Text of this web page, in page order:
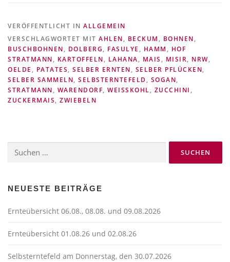
VERÖFFENTLICHT IN ALLGEMEIN
VERSCHLAGWORTET MIT AHLEN, BECKUM , BOHNEN,
BUSCHBOHNEN, DOLBERG, FASULYE , HAMM , HOF
STRATMANN, KARTOFFELN, LAHANA, MAIS , MISIR, NRW,
OELDE , PATATES, SELBER ERNTEN, SELBER PFLÜCKEN,
SELBER SAMMELN, SELBSTERNTEFELD , SOGAN,
STRATMANN, WARENDORF, WEISSKOHL , ZUCCHINI ,
ZUCKERMAIS, ZWIEBELN
nach:
NEUESTE BEITRÄGE
Ernteübersicht 06.08., 08.08. und 09.08.2026
Ernteübersicht 01.08.26 und 02.08.26
Selbsterntefeld am Donnerstag, den 30.07.2026